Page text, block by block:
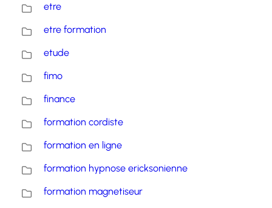
etre
etre formation
etude
fimo
finance
formation cordiste
formation en ligne
formation hypnose ericksonienne
formation magnetiseur